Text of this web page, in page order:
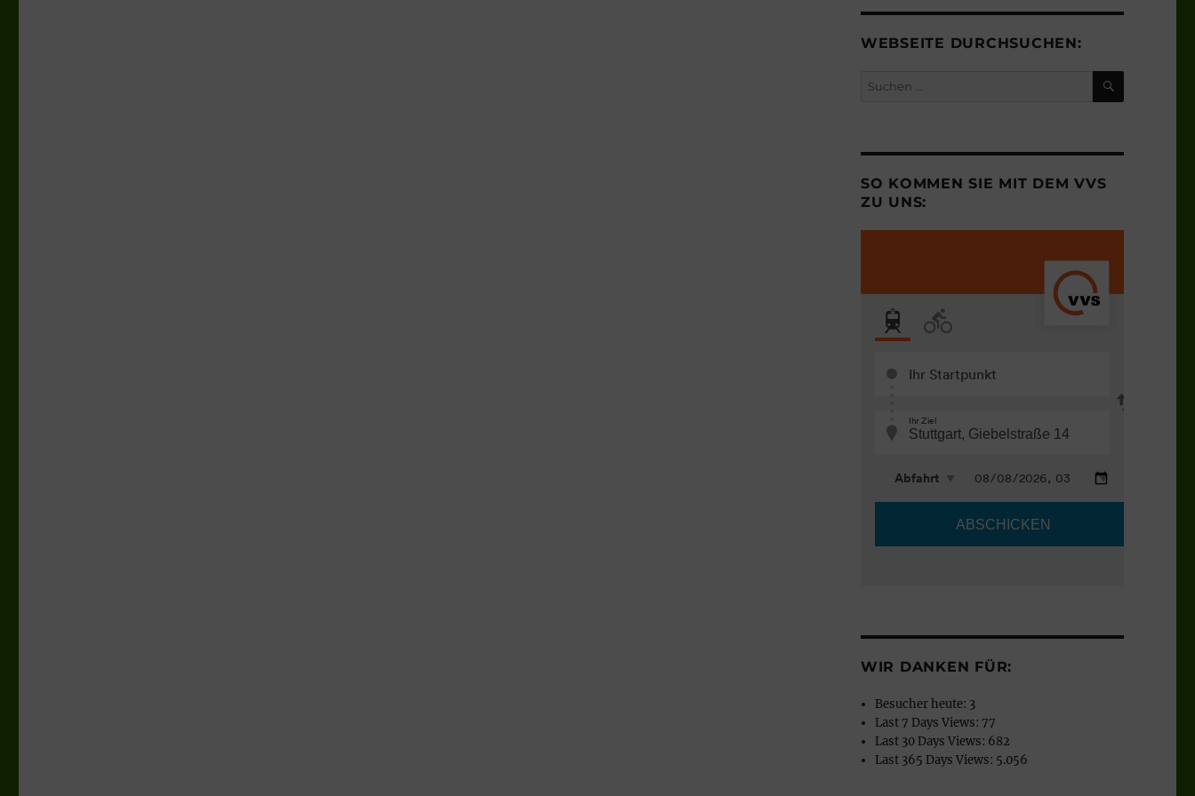
WEBSEITE DURCHSUCHEN:
Suchen
SUCHEN
SO KOMMEN SIE MIT DEM VVS
ZU UNS:
WIR DANKEN FÜR:
Besucher heute: 3
Last 7 Days Views: 77
Last 30 Days Views: 682
Last 365 Days Views: 5.056